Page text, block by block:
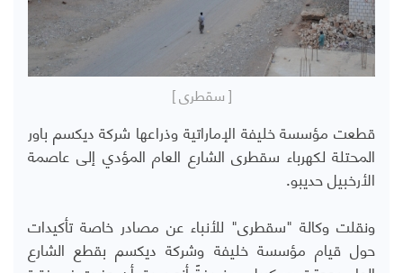
[ سقطرى ]
قطعت مؤسسة خليفة الإماراتية وذراعها شركة ديكسم باور
المحتلة لكهرباء سقطرى الشارع العام المؤدي إلى عاصمة
الأرخبيل حديبو.
ونقلت وكالة "سقطرى" للأنباء عن مصادر خاصة تأكيدات
حول قيام مؤسسة خليفة وشركة ديكسم بقطع الشارع